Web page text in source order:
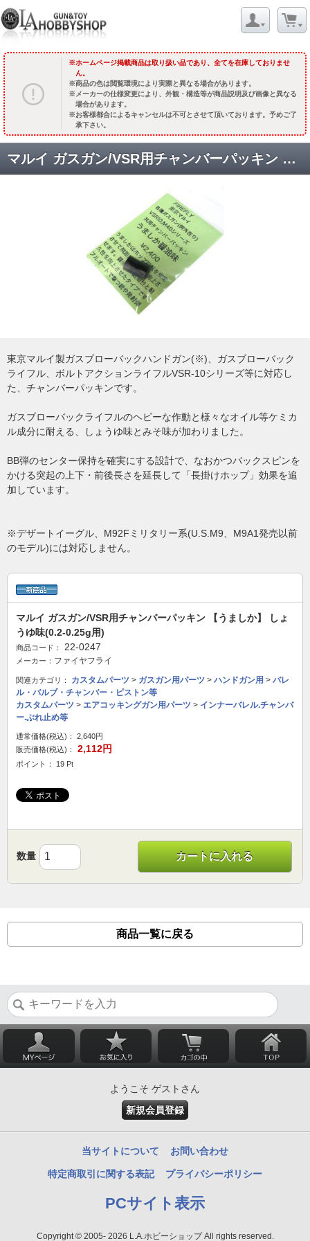
ホームページ掲載商品は取り扱い品であり、全てを在庫しておりませ
ん。
商品の色は閲覧環境により実際と異なる場合があります。
メーカーの仕様変更により、外観・構造等が商品説明及び画像と異なる
場合があります。
お客様都合によるキャンセルは不可とさせて頂いております。予めご了
承下さい。
マルイ ガスガン/VSR用チャンバーパッキン 【うましか】 しょうゆ味(0.2-0.25g用)
東京マルイ製ガスブローバックハンドガン(※)、ガスブローバック
ライフル、ボルトアクションライフルVSR-10シリーズ等に対応し
た、チャンバーパッキンです。
ガスブローバックライフルのヘビーな作動と様々なオイル等ケミカ
ル成分に耐える、しょうゆ味とみそ味が加わりました。
BB弾のセンター保持を確実にする設計で、なおかつバックスピンを
かける突起の上下・前後長さを延長して「長掛けホップ」効果を追
加しています。
※デザートイーグル、M92Fミリタリー系(U.S.M9、M9A1発売以前
のモデル)には対応しません。
マルイ ガスガン/VSR用チャンバーパッキン 【うましか】 しょ
うゆ味(0.2-0.25g用)
商品コード： 22-0247
メーカー： ファイヤフライ
関連カテゴリ： カスタムパーツ > ガスガン用パーツ > ハンドガン用 > バレ
ル・バルブ・チャンバー・ピストン等
カスタムパーツ > エアコッキングガン用パーツ > インナーバレル.チャンバ
ー.ぶれ止め等
通常価格(税込)：
2,640円
販売価格(税込)：
2,112円
ポイント： 19 Pt
数量 カートに入れる
商品一覧に戻る
ようこそ ゲストさん
新規会員登録
当サイトについて お問い合わせ
特定商取引に関する表記 プライバシーポリシー
PCサイト表示
Copyright © 2005- 2026 L.A.ホビーショップ All rights reserved.